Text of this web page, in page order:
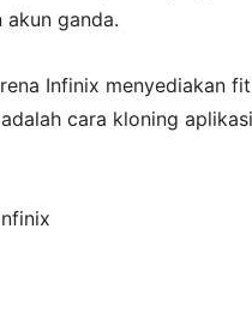
ganda.
Infinix menyediakan
cara kloning